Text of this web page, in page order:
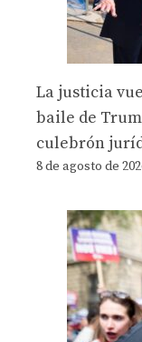
La justicia
baile de
culebrón
8 de agosto de